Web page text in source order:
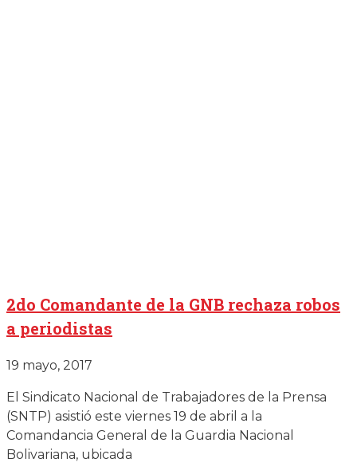
2do Comandante de la GNB rechaza robos
a periodistas
19 mayo, 2017
El Sindicato Nacional de Trabajadores de la Prensa
(SNTP) asistió este viernes 19 de abril a la
Comandancia General de la Guardia Nacional
Bolivariana, ubicada